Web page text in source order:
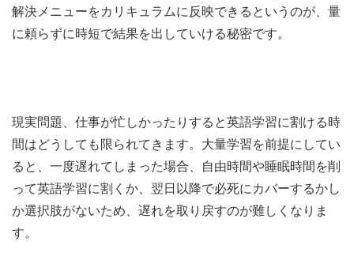
解決メニューをカリキュラムに反映できるというのが、量
に頼らずに時短で結果を出していける秘密です。
現実問題、仕事が忙しかったりすると英語学習に割ける時
間はどうしても限られてきます。大量学習を前提にしてい
ると、一度遅れてしまった場合、自由時間や睡眠時間を削
って英語学習に割くか、翌日以降で必死にカバーするかし
か選択肢がないため、遅れを取り戻すのが難しくなりま
す。